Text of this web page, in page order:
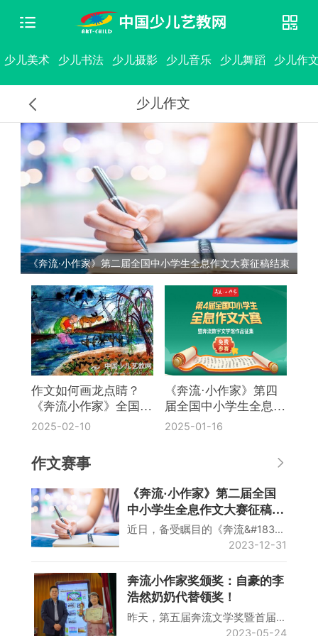
少儿美术 少儿书法 少儿摄影 少儿音乐 少儿舞蹈 少儿作
少儿作文
《奔流·小作家》第二届全国中小学生全息作文大赛征稿结束
作文如何画龙点睛？
《奔流小作家》全国中
小学生作文大赛给你答
2025-02-10
《奔流·小作家》第四
届全国中小学生全息作
文大赛揭晓
2025-01-16
作文赛事
《奔流·小作家》第二届全国
中小学生全息作文大赛征稿结
束
近日，备受瞩目的《奔流&#183…
2023-12-31
奔流小作家奖颁奖：自豪的李
浩然奶奶代替领奖！
昨天，第五届奔流文学奖暨首届…
2023-05-24